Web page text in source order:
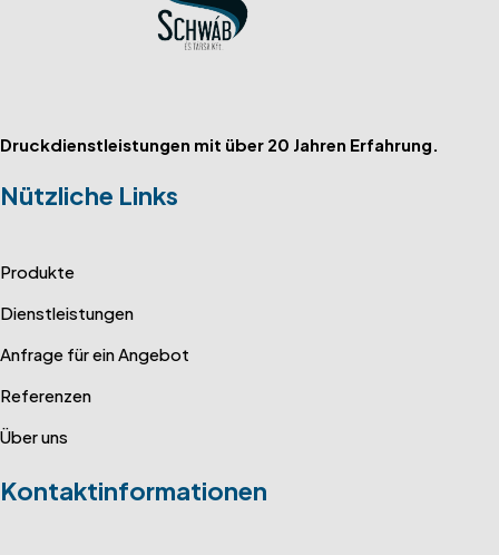
Druckdienstleistungen mit über 20 Jahren Erfahrung.
Nützliche Links
Produkte
Dienstleistungen
Anfrage für ein Angebot
Referenzen
Über uns
Kontaktinformationen